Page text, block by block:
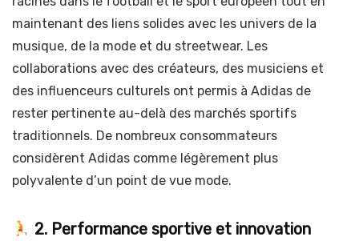
maintenant des liens solides avec les univers de la
musique, de la mode et du streetwear. Les
collaborations avec des créateurs, des musiciens et
des influenceurs culturels ont permis à Adidas de
rester pertinente au-delà des marchés sportifs
traditionnels. De nombreux consommateurs
considèrent Adidas comme légèrement plus
polyvalente d’un point de vue mode.
2. Performance sportive et innovation